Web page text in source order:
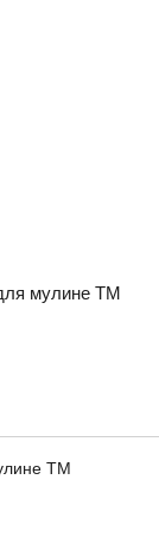
мулине ТМ